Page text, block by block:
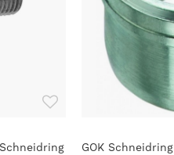
GOK Schneidring